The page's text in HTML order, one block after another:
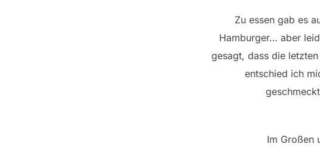
Zu essen gab es
Hamburger… aber
gesagt, dass die
entschied ich
Im Großen